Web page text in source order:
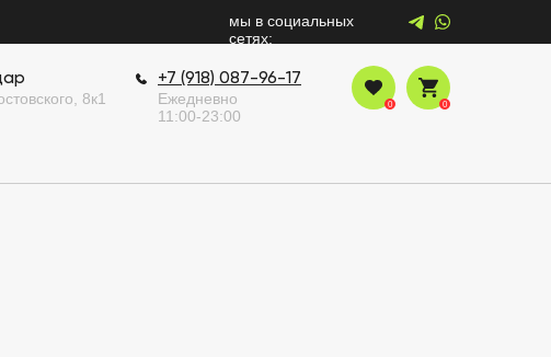
мы в социальных
сетях:
8к1
+7 (918) 087-96-17
Ежедневно
11:00-23:00
0
0